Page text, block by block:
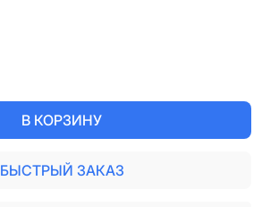
В КОРЗИНУ
БЫСТРЫЙ ЗАКАЗ